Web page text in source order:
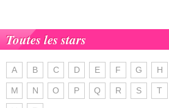
Toutes les stars
A B C D E F G H
M N O P Q R S T